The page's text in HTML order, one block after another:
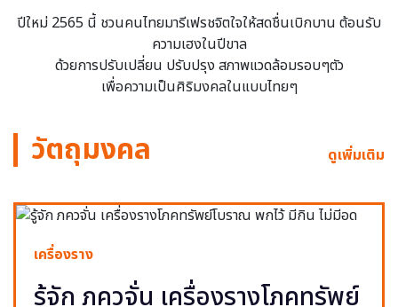
ปีใหม่ 2565 นี้ ชวนคนไทยมารีเฟรชจิตใจให้สดชื่นเบิกบาน ต้อนรับ
ความเฮงในปีขาล
ด้วยการปรับเปลี่ยน ปรับปรุง สภาพแวดล้อมรอบๆตัว
เพื่อความเป็นศิริมงคลในแบบไทยๆ
วัตถุมงคล ดูเพิ่มเติม
เครื่องราง
รู้จัก ภควจั่น เครื่องรางโภคทรัพย์